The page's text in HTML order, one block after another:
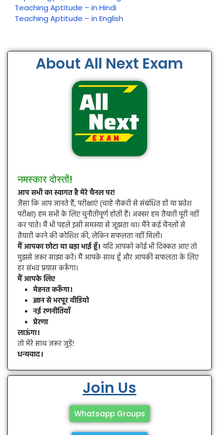
Teaching Aptitude – in Hindi
Teaching Aptitude – in English
About All Next Exam
नमस्कार दोस्तों!
आप सभी का स्वागत है मेरे चैनल पर!
जैसा कि आप जानते हैं, परीक्षाएं (चाहे नौकरी से संबंधित हों या प्रवेश
परीक्षा) हम सभी के लिए चुनौतीपूर्ण होती हैं। अक्सर हम तैयारी पूरी नहीं
कर पाते। मैं भी पहले इसी समस्या से जूझता था। मैंने कई चैनलों से
तैयारी करने की कोशिश की, लेकिन सफलता नहीं मिली।
मैं आपका छोटा या बड़ा भाई हूँ।यदि आपको कोई भी दिक्कत आए तो
मुझसे जरूर साझा करें। मैं आपके साथ हूँ और आपकी सफलता के लिए
हर संभव प्रयास करूँगा।
मैं आपके लिए
मेहनत करूँगा।
ज्ञान से भरपूर वीडियो
नई रणनीतियाँ
प्रेरणा
लाऊंगा।
तो मेरे साथ जरूर जुड़ें!
धन्यवाद।
Join Us
Whatsapp Groups